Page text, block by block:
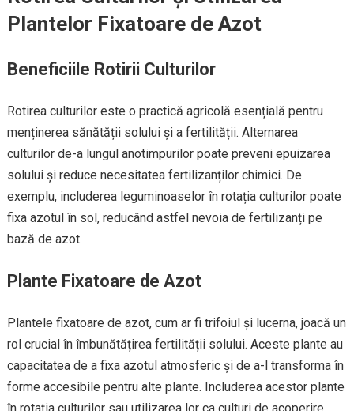
Plantelor Fixatoare de Azot
Beneficiile Rotirii Culturilor
Rotirea culturilor este o practică agricolă esențială pentru
menținerea sănătății solului și a fertilității. Alternarea
culturilor de-a lungul anotimpurilor poate preveni epuizarea
solului și reduce necesitatea fertilizanților chimici. De
exemplu, includerea leguminoaselor în rotația culturilor poate
fixa azotul în sol, reducând astfel nevoia de fertilizanți pe
bază de azot.
Plante Fixatoare de Azot
Plantele fixatoare de azot, cum ar fi trifoiul și lucerna, joacă un
rol crucial în îmbunătățirea fertilității solului. Aceste plante au
capacitatea de a fixa azotul atmosferic și de a-l transforma în
forme accesibile pentru alte plante. Includerea acestor plante